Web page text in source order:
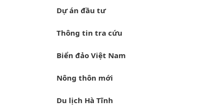
Dự án đầu tư
Thông tin tra cứu
Biển đảo Việt Nam
Nông thôn mới
Du lịch Hà Tĩnh